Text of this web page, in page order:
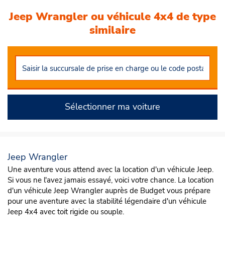
Jeep Wrangler ou véhicule 4x4 de type
similaire
Sélectionner ma voiture
Jeep Wrangler
Une aventure vous attend avec la location d'un véhicule Jeep.
Si vous ne l'avez jamais essayé, voici votre chance. La location
d'un véhicule Jeep Wrangler auprès de Budget vous prépare
pour une aventure avec la stabilité légendaire d'un véhicule
Jeep 4x4 avec toit rigide ou souple.